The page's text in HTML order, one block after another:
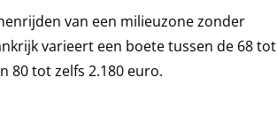
van een milieuzone zonder
varieert een boete tussen de 68 tot
80 tot zelfs 2.180 euro.